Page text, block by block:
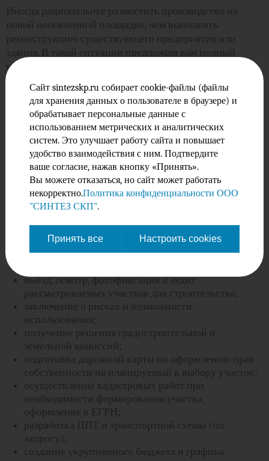
Иногда рациональнее разместить производство на
новой неосвоенной площадке, чем выполнять
реконструкцию существующего предприятия или
здания. В такой ситуации предложим вам полный
комплекс услуг – выполним сопровождение в период
формирования границ участка, постановку на
кадастровый учет, оформление прав в едином
государственном реестре недвижимости.
Что включает в себя выбор земельного участка для
строительства:
анализ исходных данных и технологии будущего
производства;
подготовка справки о необходимых нагрузках,
ТЭП;
оформление задания на подготовку эскизного
буклета;
разработка предварительного эскизного буклета
консультация в органах власти и профильных
выезд, осмотр, фотофиксация и аудит
рассматриваемых участков для строительства;
заключение о рисках и возможности
использования;
получение решения градостроительной и
земельной комиссий;
подготовка дорожной карты по оформлению прав
собственности на планируемый к выбору участок;
осуществление кадастровых работ при
необходимости формирования участка,
оформление в ЕГРН;
разработка ППТ и транспортной схемы (по
запросу);
создание укрупненного бюджета и графика
Сайт sintezskp.ru собирает cookie-файлы (файлы
для хранения данных о пользователе в браузере) и
обрабатывает персональные данные с
использованием метрических и аналитических
систем. Это улучшает работу сайта и повышает
удобство взаимодействия с ним. Подтвердите
ваше согласие, нажав кнопку «Принять».
Вы можете отказаться, но сайт может работать
некорректно.Политика конфиденциальности ООО
"СИНТЕЗ СКП".
Принять все Настроить cookies